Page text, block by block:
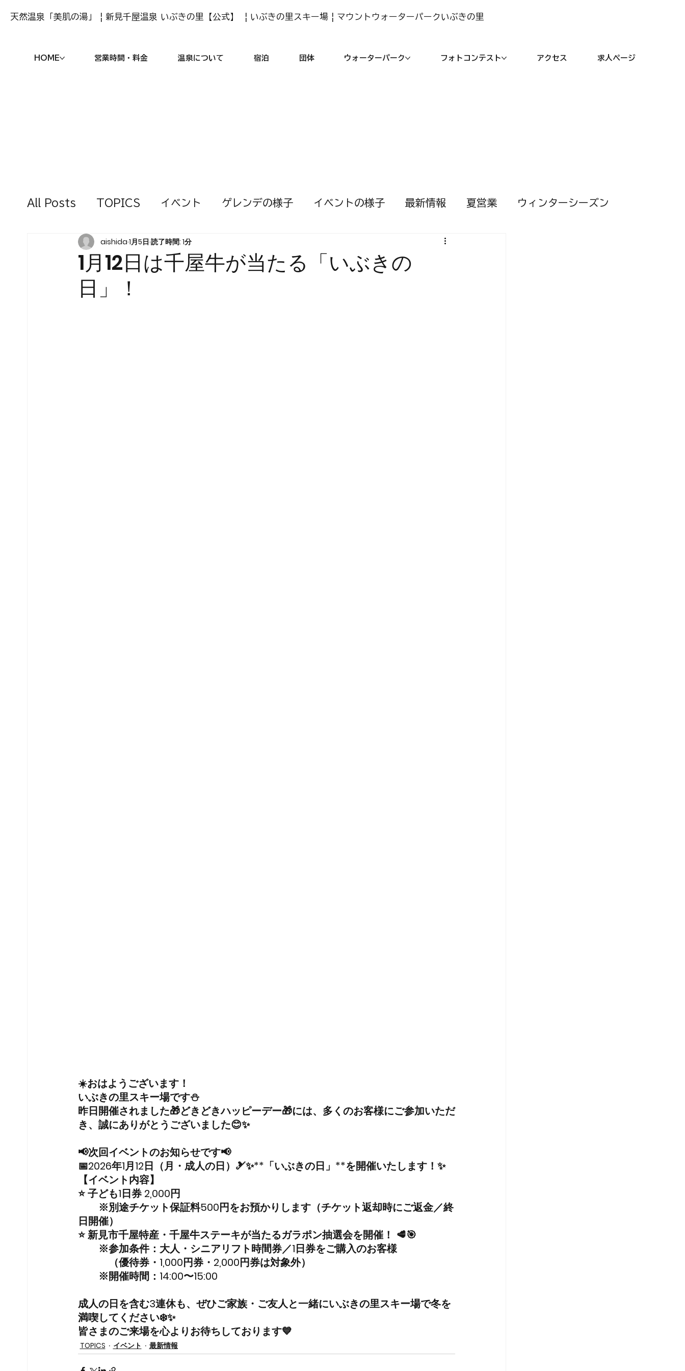
天然温泉「美肌の湯」 | 新見千屋温泉 いぶきの里【公式】 | いぶきの里スキー場 | マウントウォーターパークいぶきの里
HOME 営業時間・料金 温泉について 宿泊 団体 ウォーターパーク フォトコンテスト アクセス 求人ページ
All Posts TOPICS イベント ゲレンデの様子 イベントの様子 最新情報 夏営業 ウィンターシーズン
1月12日は千屋牛が当たる「いぶきの
日」！
aishida 1月5日 読了時間: 1分
☀️おはようございます！
いぶきの里スキー場です⛄️
昨日開催されました🎁どきどきハッピーデー🎁には、多くのお客様にご参加いただ
き、誠にありがとうございました😊✨
📢次回イベントのお知らせです📢
📅2026年1月12日（月・成人の日） 🎿✨**「いぶきの日」**を開催いたします！✨
【イベント内容】
⭐ 子ども1日券 2,000円
※別途チケット保証料500円をお預かりします（チケット返却時にご返金／終
日開催）
⭐ 新見市千屋特産・千屋牛ステーキが当たるガラポン抽選会を開催！ 🥩🎯
※参加条件：大人・シニアリフト時間券／1日券をご購入のお客様
（優待券・1,000円券・2,000円券は対象外）
※開催時間：14:00〜15:00
成人の日を含む3連休も、ぜひご家族・ご友人と一緒にいぶきの里スキー場で冬を
満喫してください❄️✨
皆さまのご来場を心よりお待ちしております💙
TOPICS イベント 最新情報